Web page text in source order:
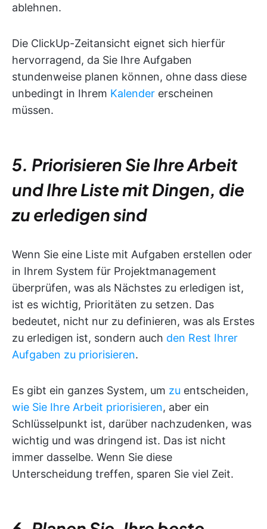
ablehnen.
Die ClickUp-Zeitansicht eignet sich hierfür
hervorragend, da Sie Ihre Aufgaben
stundenweise planen können, ohne dass diese
unbedingt in Ihrem Kalender erscheinen
müssen.
5. Priorisieren Sie Ihre Arbeit
und Ihre Liste mit Dingen, die
zu erledigen sind
Wenn Sie eine Liste mit Aufgaben erstellen oder
in Ihrem System für Projektmanagement
überprüfen, was als Nächstes zu erledigen ist,
ist es wichtig, Prioritäten zu setzen. Das
bedeutet, nicht nur zu definieren, was als Erstes
zu erledigen ist, sondern auch den Rest Ihrer
Aufgaben zu priorisieren.
Es gibt ein ganzes System, um zu entscheiden,
wie Sie Ihre Arbeit priorisieren, aber ein
Schlüsselpunkt ist, darüber nachzudenken, was
wichtig und was dringend ist. Das ist nicht
immer dasselbe. Wenn Sie diese
Unterscheidung treffen, sparen Sie viel Zeit.